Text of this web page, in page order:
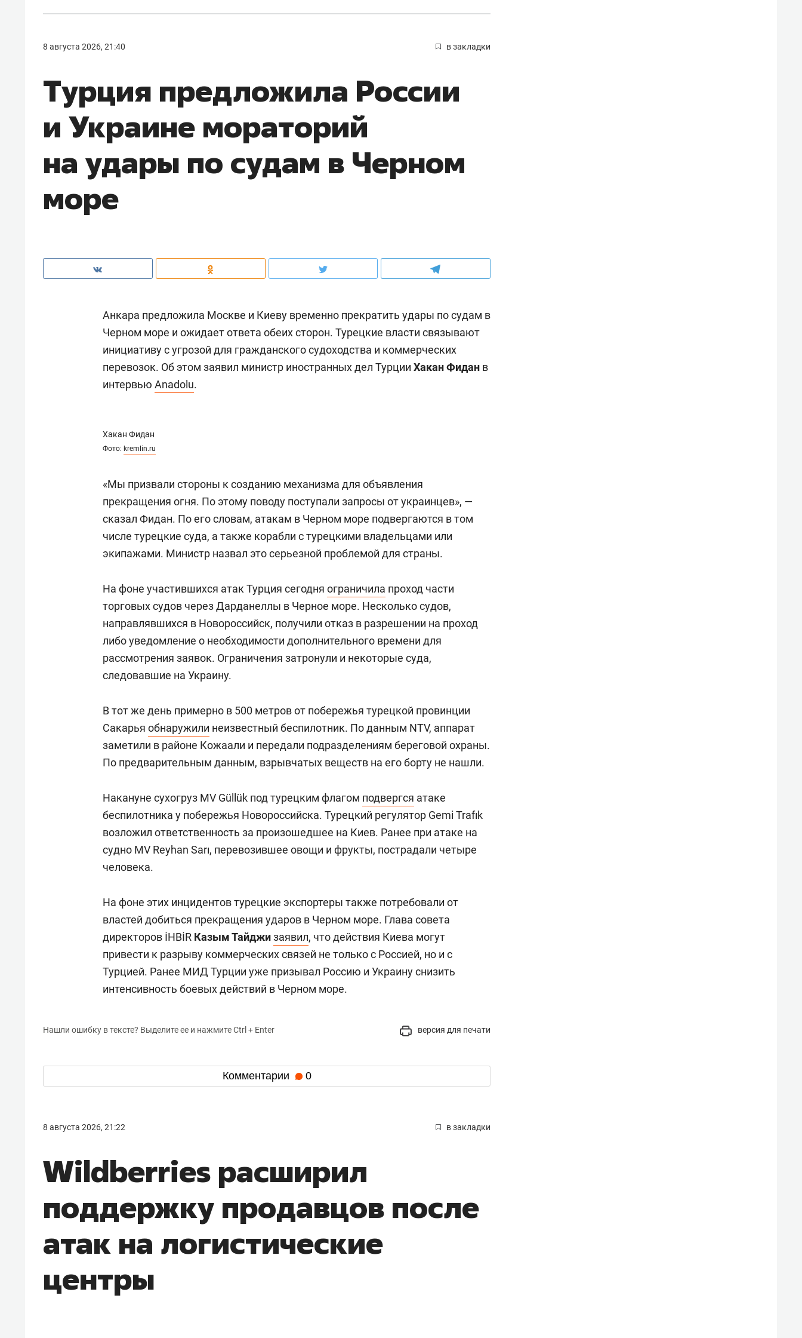
8 августа 2026, 21:40 в закладки
Турция предложила России
и Украине мораторий
на удары по судам в Черном
море
Анкара предложила Москве и Киеву временно прекратить удары по судам в
Черном море и ожидает ответа обеих сторон. Турецкие власти связывают
инициативу с угрозой для гражданского судоходства и коммерческих
перевозок. Об этом заявил министр иностранных дел Турции Хакан Фидан в
интервью Anadolu.
Хакан Фидан
Фото: kremlin.ru
«Мы призвали стороны к созданию механизма для объявления
прекращения огня. По этому поводу поступали запросы от украинцев», —
сказал Фидан. По его словам, атакам в Черном море подвергаются в том
числе турецкие суда, а также корабли с турецкими владельцами или
экипажами. Министр назвал это серьезной проблемой для страны.
На фоне участившихся атак Турция сегодня ограничила проход части
торговых судов через Дарданеллы в Черное море. Несколько судов,
направлявшихся в Новороссийск, получили отказ в разрешении на проход
либо уведомление о необходимости дополнительного времени для
рассмотрения заявок. Ограничения затронули и некоторые суда,
следовавшие на Украину.
В тот же день примерно в 500 метров от побережья турецкой провинции
Сакарья обнаружили неизвестный беспилотник. По данным NTV, аппарат
заметили в районе Кожаали и передали подразделениям береговой охраны.
По предварительным данным, взрывчатых веществ на его борту не нашли.
Накануне сухогруз MV Güllük под турецким флагом подвергся атаке
беспилотника у побережья Новороссийска. Турецкий регулятор Gemi Trafık
возложил ответственность за произошедшее на Киев. Ранее при атаке на
судно MV Reyhan Sarı, перевозившее овощи и фрукты, пострадали четыре
человека.
На фоне этих инцидентов турецкие экспортеры также потребовали от
властей добиться прекращения ударов в Черном море. Глава совета
директоров İHBİR Казым Тайджизаявил, что действия Киева могут
привести к разрыву коммерческих связей не только с Россией, но и с
Турцией. Ранее МИД Турции уже призывал Россию и Украину снизить
интенсивность боевых действий в Черном море.
Нашли ошибку в тексте? Выделите ее и нажмите Ctrl + Enter версия для печати
Комментарии 0
8 августа 2026, 21:22 в закладки
Wildberries расширил
поддержку продавцов после
атак на логистические
центры